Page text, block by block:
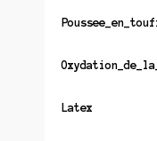
Latex